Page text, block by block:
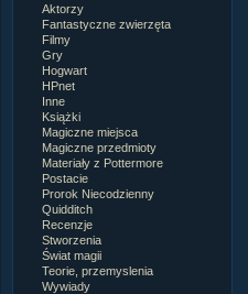
Aktorzy
Fantastyczne zwierzęta
Filmy
Gry
Hogwart
HPnet
Inne
Książki
Magiczne miejsca
Magiczne przedmioty
Materiały z Pottermore
Postacie
Prorok Niecodzienny
Quidditch
Recenzje
Stworzenia
Świat magii
Teorie, przemyslenia
Wywiady